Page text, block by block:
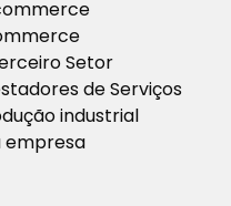
Setor
de Serviços
industrial
empresa